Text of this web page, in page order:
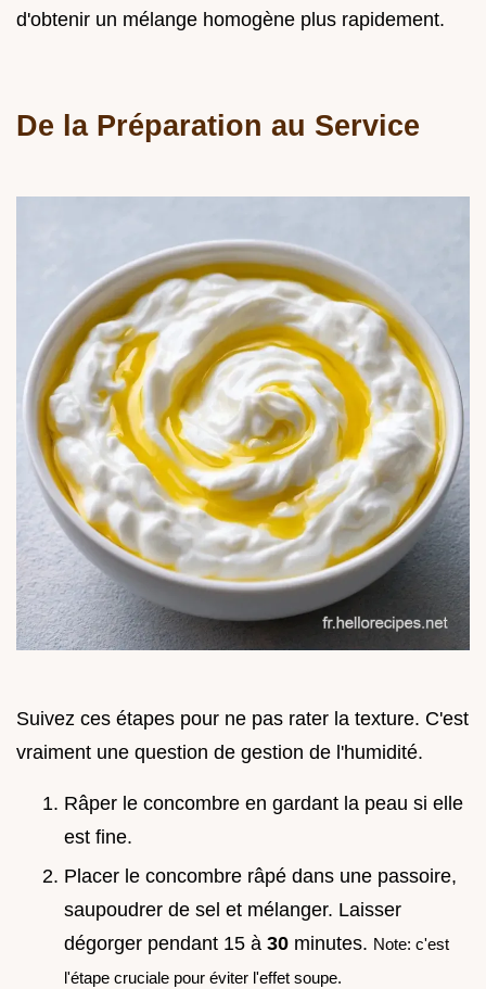
d'obtenir un mélange homogène plus rapidement.
De la Préparation au Service
Suivez ces étapes pour ne pas rater la texture. C'est
vraiment une question de gestion de l'humidité.
Râper le concombre en gardant la peau si elle
est fine.
Placer le concombre râpé dans une passoire,
saupoudrer de sel et mélanger. Laisser
dégorger pendant 15 à 30 minutes. Note: c'est
l'étape cruciale pour éviter l'effet soupe.